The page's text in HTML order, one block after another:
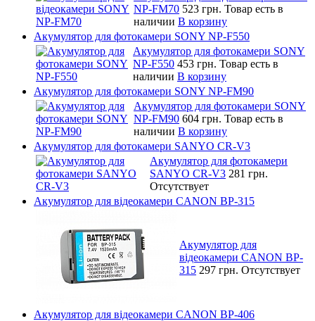
NP-FM70 523 грн. Товар есть в
наличии В корзину
Акумулятор для фотокамери SONY NP-F550
Акумулятор для фотокамери SONY
NP-F550 453 грн. Товар есть в
наличии В корзину
Акумулятор для фотокамери SONY NP-FM90
Акумулятор для фотокамери SONY
NP-FM90 604 грн. Товар есть в
наличии В корзину
Акумулятор для фотокамери SANYO CR-V3
Акумулятор для фотокамери
SANYO CR-V3 281 грн.
Отсутствует
Акумулятор для відеокамери CANON BP-315
Акумулятор для
відеокамери CANON BP-
315 297 грн. Отсутствует
Акумулятор для відеокамери CANON BP-406